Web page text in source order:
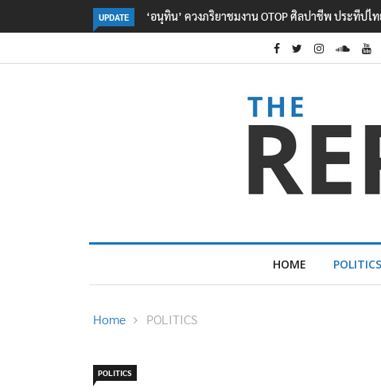
UPDATE ลอรีอัลโชว์ผลประกอบการครึ่งปีแรกโต 6.5% กวาด
HOME POLITICS
Home POLITICS
POLITICS